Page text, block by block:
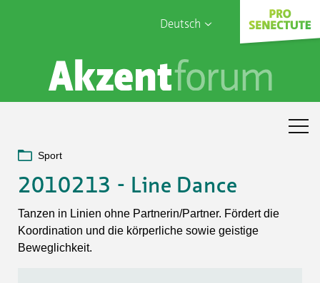
Deutsch
English
Français
Sophia Care
Sport
2010213 - Line Dance
Tanzen in Linien ohne Partnerin/Partner. Fördert die
Koordination und die körperliche sowie geistige
Beweglichkeit.